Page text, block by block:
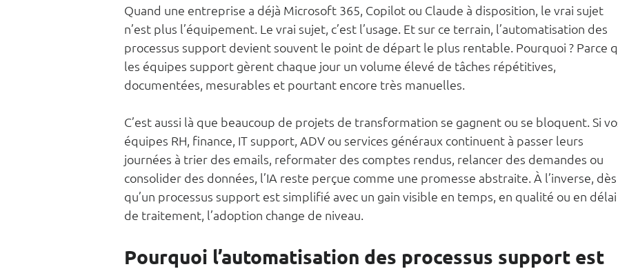
Quand une entreprise a déjà Microsoft 365, Copilot ou Claude à disposition, le vrai sujet
n’est plus l’équipement. Le vrai sujet, c’est l’usage. Et sur ce terrain, l’automatisation des
processus support devient souvent le point de départ le plus rentable. Pourquoi ? Parce
les équipes support gèrent chaque jour un volume élevé de tâches répétitives,
documentées, mesurables et pourtant encore très manuelles.
C’est aussi là que beaucoup de projets de transformation se gagnent ou se bloquent. Si
équipes RH, finance, IT support, ADV ou services généraux continuent à passer leurs
journées à trier des emails, reformater des comptes rendus, relancer des demandes ou
consolider des données, l’IA reste perçue comme une promesse abstraite. À l’inverse, dès
qu’un processus support est simplifié avec un gain visible en temps, en qualité ou en délai
de traitement, l’adoption change de niveau.
Pourquoi l’automatisation des processus support est